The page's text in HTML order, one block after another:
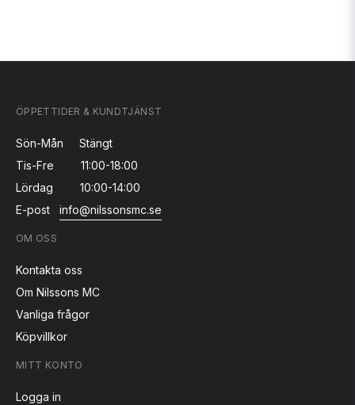
ÖPPETTIDER & KUNDTJÄNST
Sön-Mån
Stängt
Tis-Fre
11:00-18:00
Lördag
10:00-14:00
E-post
info@nilssonsmc.se
OM OSS
Kontakta oss
Om Nilssons MC
Vanliga frågor
Köpvillkor
MITT KONTO
Logga in